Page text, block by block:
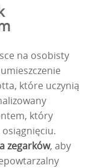
na osobisty
które uczynią
który
zegarków, aby